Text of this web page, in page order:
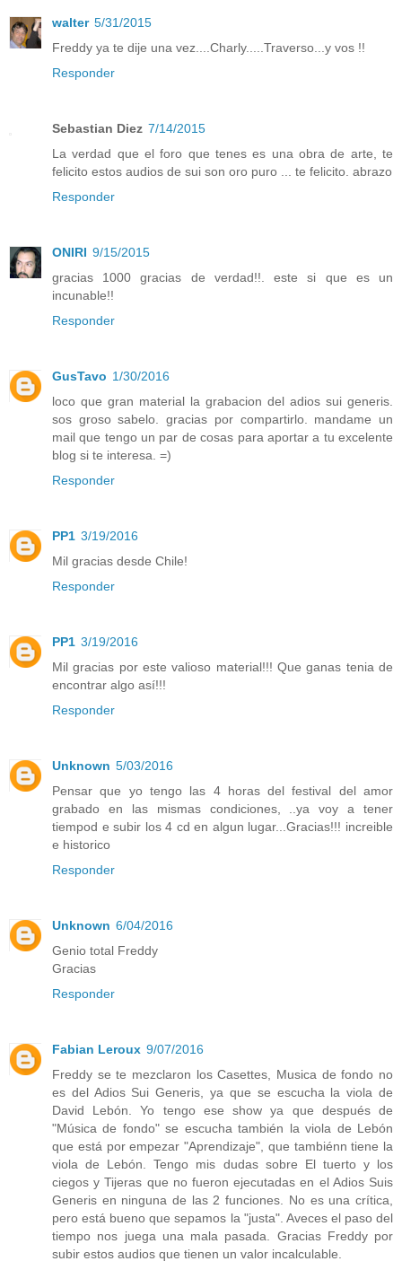
walter 5/31/2015
Freddy ya te dije una vez....Charly.....Traverso...y vos !!
Responder
Sebastian Diez 7/14/2015
La verdad que el foro que tenes es una obra de arte, te
felicito estos audios de sui son oro puro ... te felicito. abrazo
Responder
ONIRI 9/15/2015
gracias 1000 gracias de verdad!!. este si que es un
incunable!!
Responder
GusTavo 1/30/2016
loco que gran material la grabacion del adios sui generis.
sos groso sabelo. gracias por compartirlo. mandame un
mail que tengo un par de cosas para aportar a tu excelente
blog si te interesa. =)
Responder
PP1 3/19/2016
Mil gracias desde Chile!
Responder
PP1 3/19/2016
Mil gracias por este valioso material!!! Que ganas tenia de
encontrar algo así!!!
Responder
Unknown 5/03/2016
Pensar que yo tengo las 4 horas del festival del amor
grabado en las mismas condiciones, ..ya voy a tener
tiempod e subir los 4 cd en algun lugar...Gracias!!! increible
e historico
Responder
Unknown 6/04/2016
Genio total Freddy
Gracias
Responder
Fabian Leroux 9/07/2016
Freddy se te mezclaron los Casettes, Musica de fondo no
es del Adios Sui Generis, ya que se escucha la viola de
David Lebón. Yo tengo ese show ya que después de
"Música de fondo" se escucha también la viola de Lebón
que está por empezar "Aprendizaje", que tambiénn tiene la
viola de Lebón. Tengo mis dudas sobre El tuerto y los
ciegos y Tijeras que no fueron ejecutadas en el Adios Suis
Generis en ninguna de las 2 funciones. No es una crítica,
pero está bueno que sepamos la "justa". Aveces el paso del
tiempo nos juega una mala pasada. Gracias Freddy por
subir estos audios que tienen un valor incalculable.